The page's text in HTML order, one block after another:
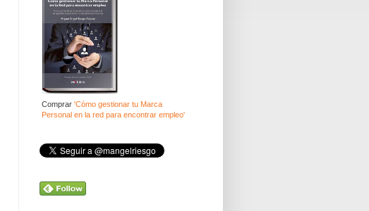
Comprar 'Cómo gestionar tu Marca
Personal en la red para encontrar empleo'